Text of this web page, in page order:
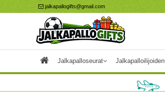
jalkapallogifts@gmail.com
Jalkapalloseurat Jalkapalloilijoiden